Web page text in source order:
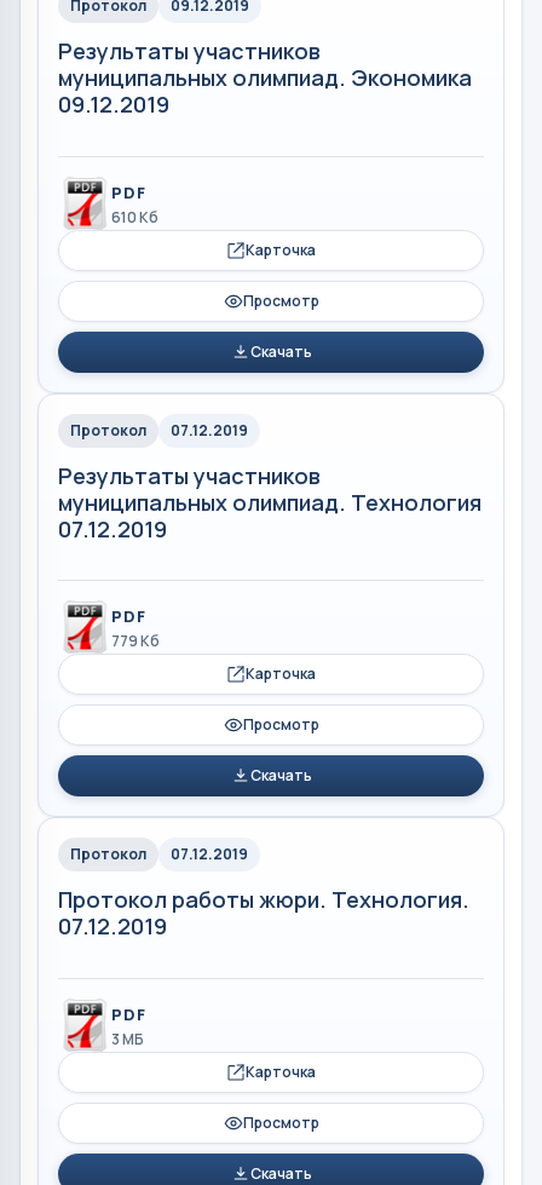
Протокол 09.12.2019
Результаты участников
муниципальных олимпиад. Экономика
09.12.2019
PDF
610 Кб
Карточка
Просмотр
Скачать
Протокол 07.12.2019
Результаты участников
муниципальных олимпиад. Технология
07.12.2019
PDF
779 Кб
Карточка
Просмотр
Скачать
Протокол 07.12.2019
Протокол работы жюри. Технология.
07.12.2019
PDF
3 МБ
Карточка
Просмотр
Скачать